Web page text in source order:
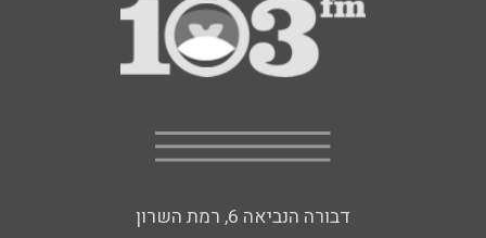
דבורה הנביאה 6, רמת השרון